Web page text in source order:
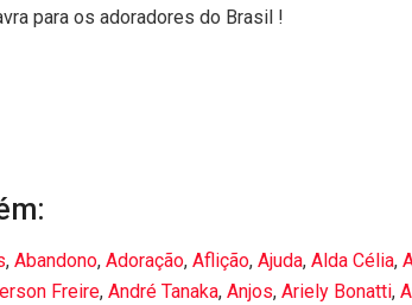
para os adoradores do Brasil !
, Abandono, Adoração, Aflição, Ajuda, Alda Célia,
Freire, André Tanaka, Anjos, Ariely Bonatti,